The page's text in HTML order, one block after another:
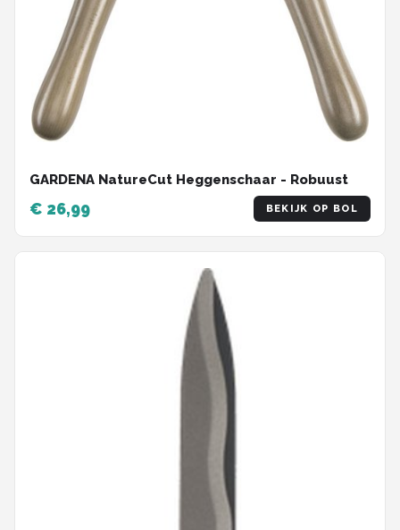
GARDENA NatureCut Heggenschaar - Robuust
€ 26,99 BEKIJK OP BOL